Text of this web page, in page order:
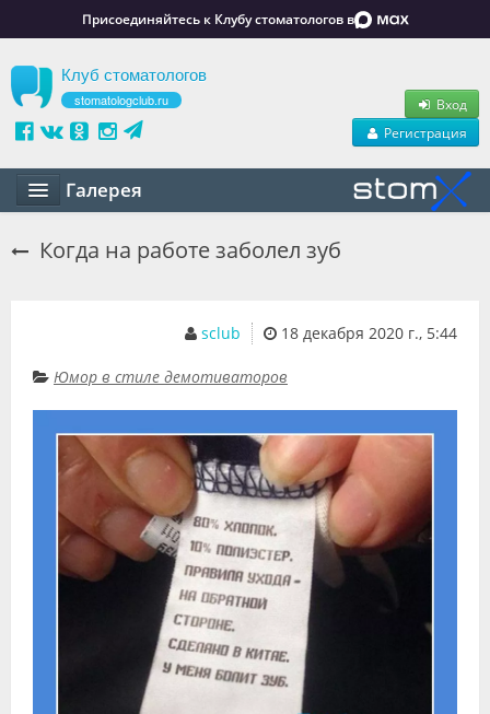
Присоединяйтесь к Клубу стоматологов в
Клуб стоматологов
stomatologclub.ru
Вход
Регистрация
Галерея
Вакансии
Резюме
Объявления
Видео
Когда на работе заболел зуб
18 декабря 2020 г., 5:44
sclub
Юмор в стиле демотиваторов